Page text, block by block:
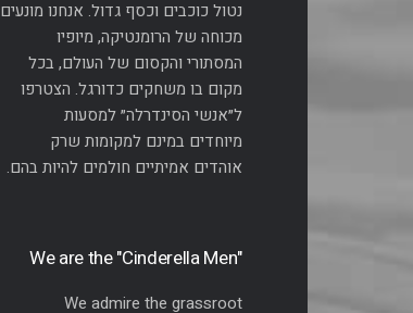
נטול כוכבים וכסף גדול. אנחנו מונעים
מכוחה של הרומנטיקה, מיופיו
המסתורי והקסום של העולם, בכל
מקום בו משחקים כדורגל. הצטרפו
ל״אנשי הסינדרלה״ למסעות
מיוחדים במינם למקומות שרק
אוהדים אמיתיים חולמים להיות בהם.
"We are the "Cinderella Men
We admire the grassroot